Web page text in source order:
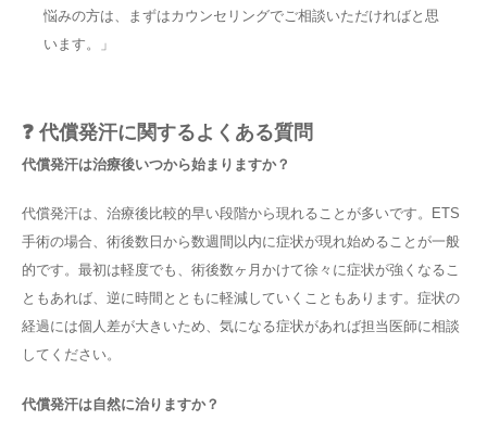
悩みの方は、まずはカウンセリングでご相談いただければと思
います。」
❓ 代償発汗に関するよくある質問
代償発汗は治療後いつから始まりますか？
代償発汗は、治療後比較的早い段階から現れることが多いです。ETS
手術の場合、術後数日から数週間以内に症状が現れ始めることが一般
的です。最初は軽度でも、術後数ヶ月かけて徐々に症状が強くなるこ
ともあれば、逆に時間とともに軽減していくこともあります。症状の
経過には個人差が大きいため、気になる症状があれば担当医師に相談
してください。
代償発汗は自然に治りますか？